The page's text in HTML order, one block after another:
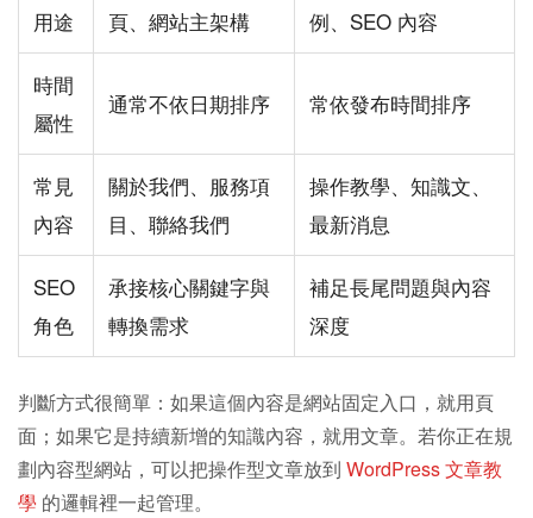
用途
頁、網站主架構
例、SEO 內容
時間
屬性
通常不依日期排序 常依發布時間排序
常見
內容
關於我們、服務項
目、聯絡我們
操作教學、知識文、
最新消息
SEO
角色
承接核心關鍵字與
轉換需求
補足長尾問題與內容
深度
判斷方式很簡單：如果這個內容是網站固定入口，就用頁
面；如果它是持續新增的知識內容，就用文章。若你正在規
劃內容型網站，可以把操作型文章放到 WordPress 文章教
學 的邏輯裡一起管理。